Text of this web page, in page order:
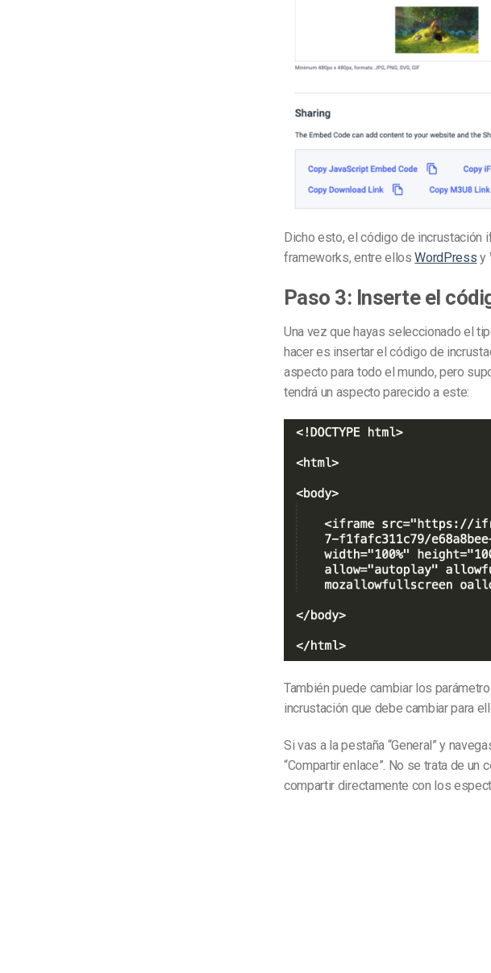
Dicho esto, el código de
frameworks, entre ellosWordPress y
Paso 3: Inserte el
Una vez que hayas seleccionado el
hacer es insertar el código de
aspecto para todo el mundo, pero
tendrá un aspecto parecido a este:
También puede cambiar los
incrustación que debe cambiar para
Si vas a la pestaña “General” y
“Compartir enlace”. No se trata de
compartir directamente con los